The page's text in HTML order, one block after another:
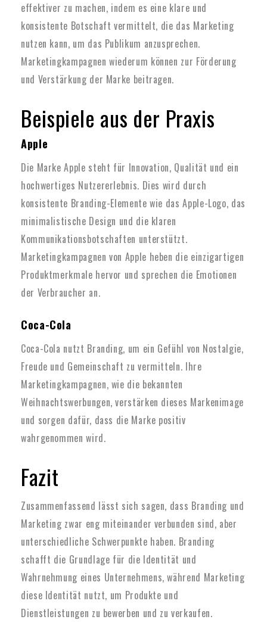
effektiver zu machen, indem es eine klare und
konsistente Botschaft vermittelt, die das Marketing
nutzen kann, um das Publikum anzusprechen.
Marketingkampagnen wiederum können zur Förderung
und Verstärkung der Marke beitragen.
Beispiele aus der Praxis
Apple
Die Marke Apple steht für Innovation, Qualität und ein
hochwertiges Nutzererlebnis. Dies wird durch
konsistente Branding-Elemente wie das Apple-Logo, das
minimalistische Design und die klaren
Kommunikationsbotschaften unterstützt.
Marketingkampagnen von Apple heben die einzigartigen
Produktmerkmale hervor und sprechen die Emotionen
der Verbraucher an.
Coca-Cola
Coca-Cola nutzt Branding, um ein Gefühl von Nostalgie,
Freude und Gemeinschaft zu vermitteln. Ihre
Marketingkampagnen, wie die bekannten
Weihnachtswerbungen, verstärken dieses Markenimage
und sorgen dafür, dass die Marke positiv
wahrgenommen wird.
Fazit
Zusammenfassend lässt sich sagen, dass Branding und
Marketing zwar eng miteinander verbunden sind, aber
unterschiedliche Schwerpunkte haben. Branding
schafft die Grundlage für die Identität und
Wahrnehmung eines Unternehmens, während Marketing
diese Identität nutzt, um Produkte und
Dienstleistungen zu bewerben und zu verkaufen.